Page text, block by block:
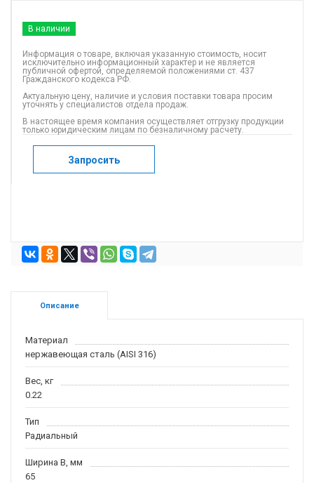
В наличии
Информация о товаре, включая указанную стоимость, носит
исключительно информационный характер и не является
публичной офертой, определяемой положениями ст. 437
Гражданского кодекса РФ.
Актуальную цену, наличие и условия поставки товара просим
уточнять у специалистов отдела продаж.
В настоящее время компания осуществляет отгрузку продукции
только юридическим лицам по безналичному расчету.
Запросить
Описание
Материал
нержавеющая сталь (AISI 316)
Вес, кг
0.22
Тип
Радиальный
Ширина B, мм
65